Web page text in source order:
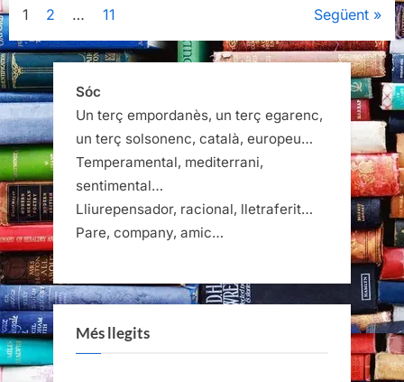
Paginació
de
les
entrades
1 2 … 11 Següent
Sóc
Un terç empordanès, un terç egarenc,
un terç solsonenc, català, europeu…
Temperamental, mediterrani,
sentimental…
Lliurepensador, racional, lletraferit…
Pare, company, amic…
Més llegits